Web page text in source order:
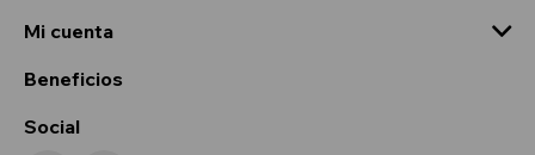
Mi cuenta
Beneficios
Social